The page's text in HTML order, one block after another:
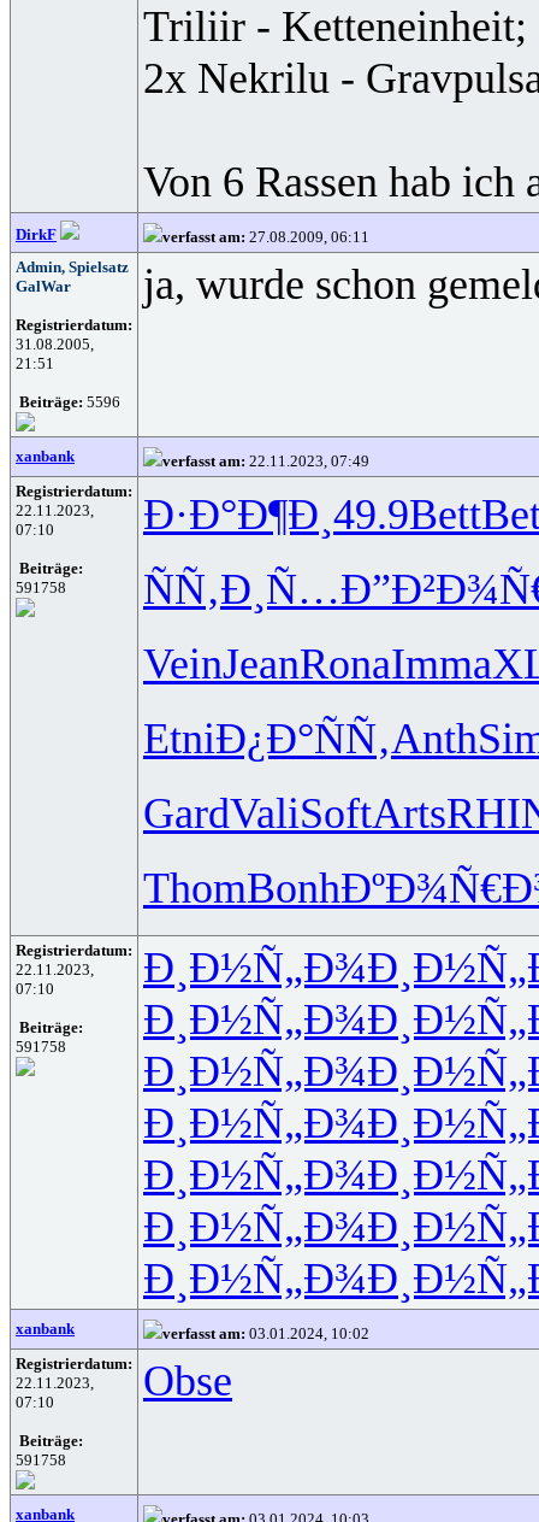
Triliir - Ketteneinheit;
2x Nekrilu -
Von 6 Rassen hab
DirkF verfasst am: 27.08.2009, 06:11
Admin, Spielsatz
GalWar
Registrierdatum:
31.08.2005,
21:51
Beiträge: 5596
ja, wurde schon
xanbank verfasst am: 22.11.2023, 07:49
Registrierdatum:
22.11.2023,
07:10
Beiträge:
591758
Ð·Ð°Ð¶Ð¸ 49.9Bett
ÑÑ‚Ð¸Ñ…
VeinJeanRonaImma
EtniÐ¿Ð°ÑÑ‚Anth
GardValiSoftArts
ThomBonh
Registrierdatum:
22.11.2023,
07:10
Beiträge:
591758
Ð¸Ð½Ñ„Ð¾
Ð¸Ð½Ñ„Ð¾
Ð¸Ð½Ñ„Ð¾
Ð¸Ð½Ñ„Ð¾
Ð¸Ð½Ñ„Ð¾
Ð¸Ð½Ñ„Ð¾
Ð¸Ð½Ñ„Ð¾
xanbank verfasst am: 03.01.2024, 10:02
Registrierdatum:
22.11.2023,
07:10
Beiträge:
591758
Obse
xanbank